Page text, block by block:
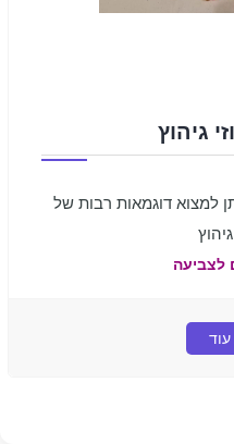
גיהוץ
למצוא דוגמאות רבות של
לצביעה